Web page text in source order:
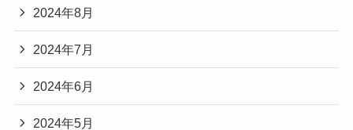
2024年8月
2024年7月
2024年6月
2024年5月